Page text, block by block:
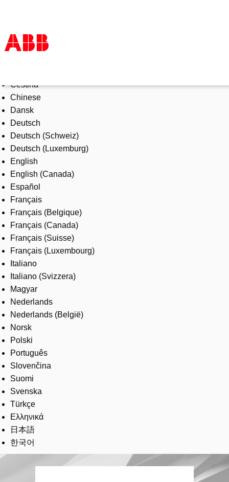
Products & Solutions
Industries
Services
About us
Where to buy
Contact us
Careers
Čeština
Chinese
Dansk
Deutsch
Deutsch (Schweiz)
Deutsch (Luxemburg)
English
English (Canada)
Español
Français
Français (Belgique)
Français (Canada)
Français (Suisse)
Français (Luxembourg)
Italiano
Italiano (Svizzera)
Magyar
Nederlands
Nederlands (België)
Norsk
Polski
Português
Slovenčina
Suomi
Svenska
Türkçe
Ελληνικά
日本語
한국어